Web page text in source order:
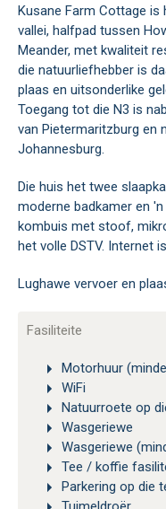
Kusane Farm Cottage
vallei, halfpad tussen
Meander, met kwaliteit
die natuurliefhebber is
plaas en uitsonderlike
Toegang tot die N3 is
van Pietermaritzburg en
Johannesburg.
Die huis het twee
moderne badkamer en
kombuis met stoof,
het volle DSTV. Internet
Lughawe vervoer en
Fasiliteite
Motorhuur
WiFi
Natuurroete op
Wasgeriewe
Wasgeriewe
Tee / koffie
Parkering op die